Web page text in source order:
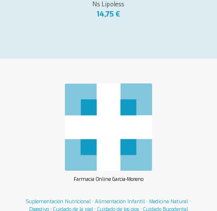
Ns Lipoless
14,75€
Farmacia Online García-Moreno
Suplementación Nutricional· Alimentación Infantil· Medicina Natural·
Digestivo· Cuidado de la piel· Cuidado de los ojos· Cuidado Bucodental